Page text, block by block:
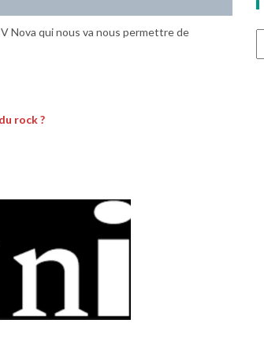
Nova qui nous va nous permettre de
rock ?